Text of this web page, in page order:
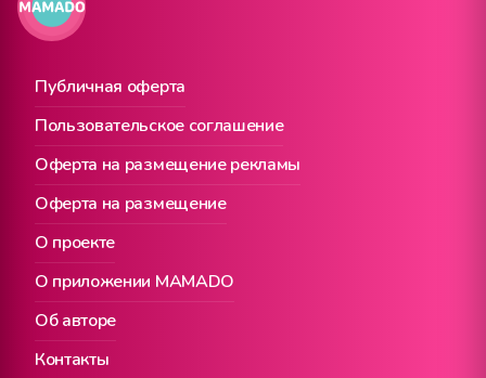
Публичная оферта
О проекте
Пользовательское соглашение
О приложении MAMADO
Оферта на размещение рекламы
Об авторе
Оферта на размещение
Контакты